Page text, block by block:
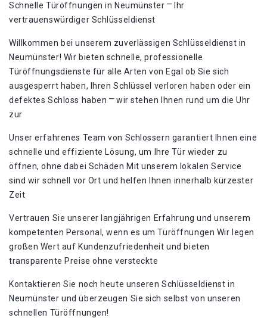
Schnelle Türöffnungen in Neumünster ⎻ Ihr
vertrauenswürdiger Schlüsseldienst
Willkommen bei unserem zuverlässigen Schlüsseldienst in
Neumünster! Wir bieten schnelle, professionelle
Türöffnungsdienste für alle Arten von Egal ob Sie sich
ausgesperrt haben, Ihren Schlüssel verloren haben oder ein
defektes Schloss haben ⎻ wir stehen Ihnen rund um die Uhr
zur
Unser erfahrenes Team von Schlossern garantiert Ihnen eine
schnelle und effiziente Lösung, um Ihre Tür wieder zu
öffnen, ohne dabei Schäden Mit unserem lokalen Service
sind wir schnell vor Ort und helfen Ihnen innerhalb kürzester
Zeit
Vertrauen Sie unserer langjährigen Erfahrung und unserem
kompetenten Personal, wenn es um Türöffnungen Wir legen
großen Wert auf Kundenzufriedenheit und bieten
transparente Preise ohne versteckte
Kontaktieren Sie noch heute unseren Schlüsseldienst in
Neumünster und überzeugen Sie sich selbst von unseren
schnellen Türöffnungen!​